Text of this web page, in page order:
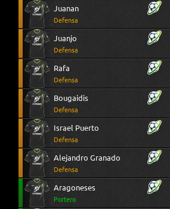
Juanan
Defensa
Juanjo
Defensa
Rafa
Defensa
Bougaidis
Defensa
Israel Puerto
Defensa
Alejandro Granado
Defensa
Aragoneses
Portero